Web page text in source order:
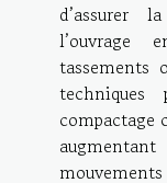
d’assurer
l’ouvrage
tassements
techniques
compactage